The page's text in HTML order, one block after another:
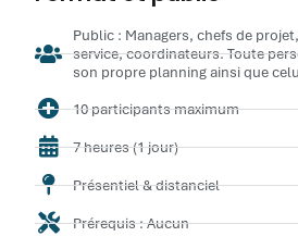
Public : Managers, chefs de
service, coordinateurs. Toute
son propre planning ainsi que
10 participants maximum
7 heures (1 jour)
Présentiel & distanciel
Prérequis : Aucun